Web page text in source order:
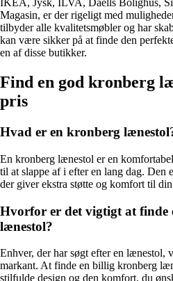
IKEA, Jysk, ILVA, Daells Bolighus,
Magasin, er der rigeligt med
tilbyder alle kvalitetsmøbler og har
kan være sikker på at finde den
en af disse butikker.
Find en god kronberg
pris
Hvad er en kronberg
En kronberg lænestol er en
til at slappe af i efter en lang dag. Den
der giver ekstra støtte og komfort til
Hvorfor er det vigtigt at finde
lænestol?
Enhver, der har søgt efter en lænestol,
markant. At finde en billig kronberg
stilfulde design og den komfort, du